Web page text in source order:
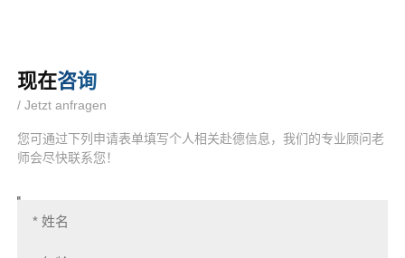
现在咨询
/ Jetzt anfragen
您可通过下列申请表单填写个人相关赴德信息，我们的专业顾问老
师会尽快联系您！